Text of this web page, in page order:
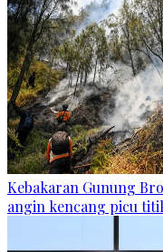
Kebakaran Gunung
angin kencang picu